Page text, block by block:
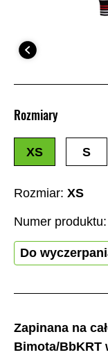
Zapinana na
Bimota/BbKRT
Rozmiar: XS
Do
Rozmiary
XS S
Numer produktu: